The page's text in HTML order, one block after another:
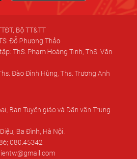
Bộ TT&TT
Đỗ Phương Thảo
ThS. Phạm Hoàng Tinh, ThS. Văn
Đào Đình Hùng, Ths. Trương Anh
Ban Tuyên giáo và Dân vận Trung
Ba Đình, Hà Nội.
080.45342